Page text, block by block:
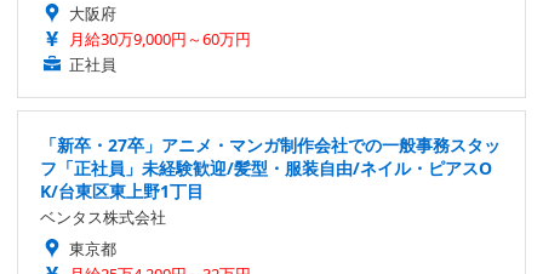
大阪府
月給30万9,000円～60万円
正社員
「新卒・27卒」アニメ・マンガ制作会社での一般事務スタッ
フ「正社員」未経験歓迎/髪型・服装自由/ネイル・ピアスO
K/台東区東上野1丁目
ベンタス株式会社
東京都